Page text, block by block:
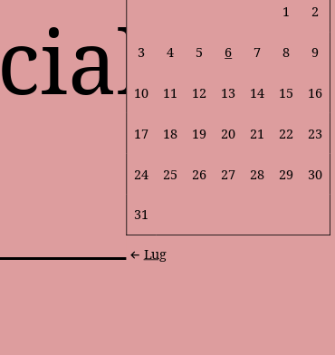
1 2
3 4 5 6 7 8 9
10 11 12 13 14 15 16
17 18 19 20 21 22 23
24 25 26 27 28 29 30
31
Lug